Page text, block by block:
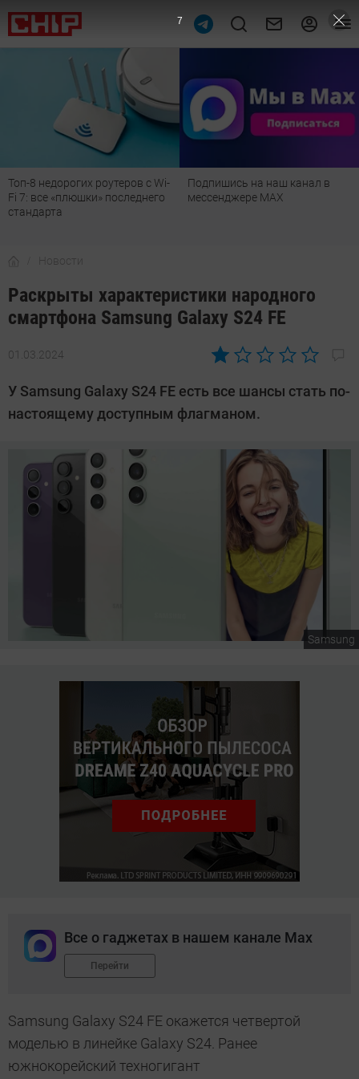
Подпишись на наш канал в
мессенджере МАХ
Рейтинг телевизоров 2026:
лучшие модели для гостиной,
Новости
Раскрыты характеристики народного
смартфона Samsung Galaxy S24 FE
01.03.2024
Автор:
Калашников
У Samsung Galaxy S24 FE есть все шансы стать по-
настоящему доступным флагманом.
Samsung
Все о гаджетах в нашем канале Max
Перейти
Samsung Galaxy S24 FE окажется четвертой
моделью в линейке Galaxy S24. Ранее
южнокорейский техногигант
6